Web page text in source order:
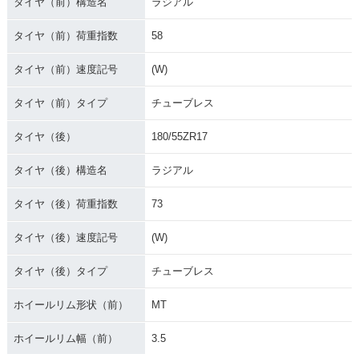
タイヤ（前）荷重指数 58
タイヤ（前）速度記号 (W)
タイヤ（前）タイプ チューブレス
タイヤ（後） 180/55ZR17
タイヤ（後）構造名 ラジアル
タイヤ（後）荷重指数 73
タイヤ（後）速度記号 (W)
タイヤ（後）タイプ チューブレス
ホイールリム形状（前） MT
ホイールリム幅（前） 3.5